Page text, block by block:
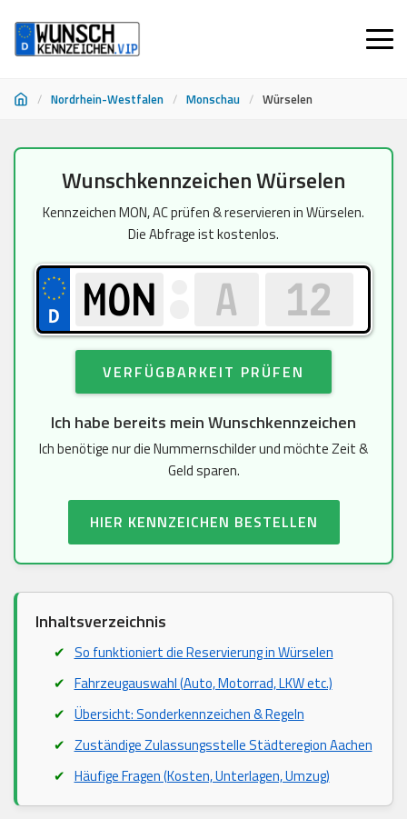
/ Nordrhein-Westfalen / Monschau / Würselen
springen
Wunschkennzeichen Würselen
Kennzeichen MON, AC prüfen & reservieren in Würselen.
Die Abfrage ist kostenlos.
VERFÜGBARKEIT PRÜFEN
Ich habe bereits mein Wunschkennzeichen
Ich benötige nur die Nummernschilder und möchte Zeit &
Geld sparen.
HIER KENNZEICHEN BESTELLEN
Inhaltsverzeichnis
So funktioniert die Reservierung in Würselen
Fahrzeugauswahl (Auto, Motorrad, LKW etc.)
Übersicht: Sonderkennzeichen & Regeln
Zuständige Zulassungsstelle Städteregion Aachen
Häufige Fragen (Kosten, Unterlagen, Umzug)